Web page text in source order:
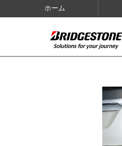
ホーム